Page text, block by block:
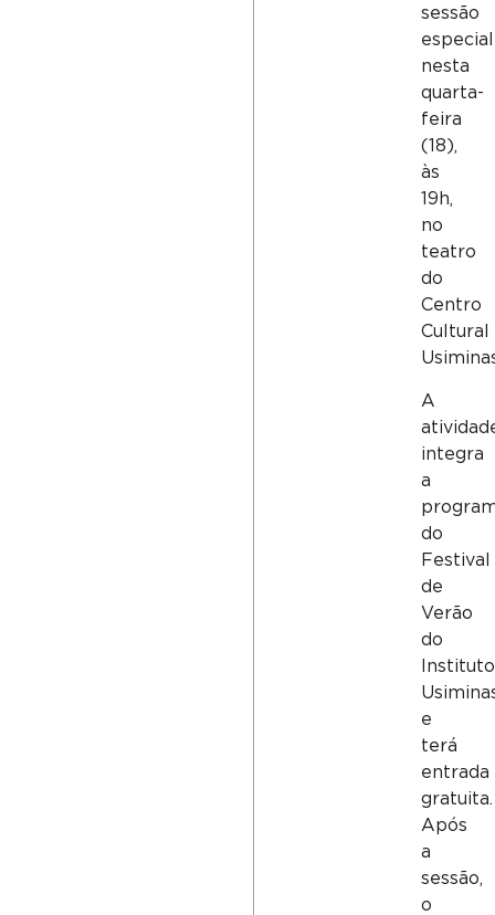
sessão
especial
nesta
quarta-
feira
(18),
às
19h,
no
teatro
do
Centro
Cultural
A
integra
a
do
Festival
de
Verão
do
Instituto
e
terá
entrada
gratuita.
Após
a
sessão,
o